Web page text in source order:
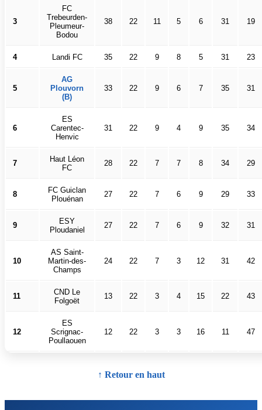
3
FC
Trebeurden-
Pleumeur-
Bodou
38 22 11 5 6 31 19
4 Landi FC 35 22 9 8 5 31 23
5
AG
Plouvorn
(B)
33 22 9 6 7 35 31
6
ES
Carentec-
Henvic
31 22 9 4 9 35 34
7
Haut Léon
FC
28 22 7 7 8 34 29
8
FC Guiclan
Plouénan
27 22 7 6 9 29 33
9
ESY
Ploudaniel
27 22 7 6 9 32 31
10
AS Saint-
Martin-des-
Champs
24 22 7 3 12 31 42
11
CND Le
Folgoët
13 22 3 4 15 22 43
12
ES
Scrignac-
Poullaouen
12 22 3 3 16 11 47
↑ Retour en haut